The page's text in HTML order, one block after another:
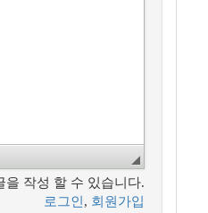
을 작성 할 수 있습니다.
로그인 , 회원가입